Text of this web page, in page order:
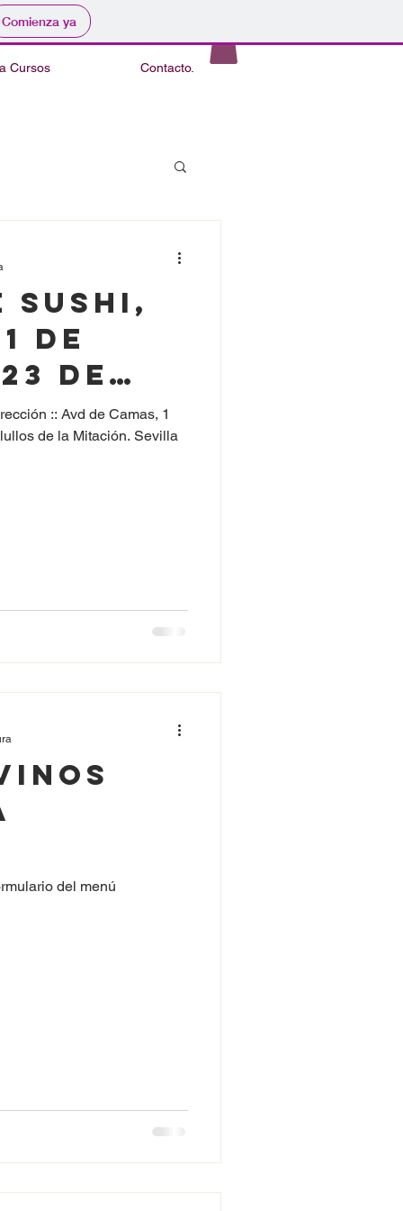
Comienza ya
Sushi,
de
.
Camas, 1
de la Mitación. Sevilla
del menú
Cursos Contacto.